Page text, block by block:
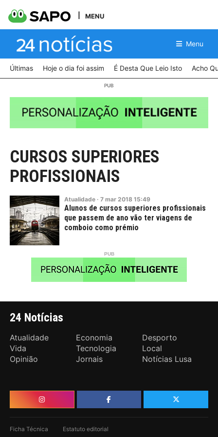
MENU
Menu
Últimas Hoje o dia foi assim É Desta Que Leio Isto Acho
CURSOS SUPERIORES
PROFISSIONAIS
Atualidade · 7 mar 2018 15:49
Alunos de cursos superiores profissionais
que passem de ano vão ter viagens de
comboio como prémio
24 Notícias
Atualidade Economia
Desporto
Vida
Tecnologia
Local
Opinião
Jornais Notícias Lusa
Ficha Técnica Estatuto editorial